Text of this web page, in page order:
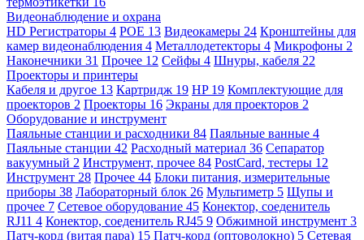
Видеонаблюдение и охрана
HD Регистраторы 4 POE 13 Видеокамеры 24 Кронштейны для
камер видеонаблюдения 4 Металлодетекторы 4 Микрофоны 2
Наконечники 31 Прочее 12 Сейфы 4 Шнуры, кабеля 22
Проекторы и принтеры
Кабеля и другое 13 Картридж 19 HP 19 Комплектующие для
проекторов 2 Проекторы 16 Экраны для проекторов 2
Оборудование и инструмент
Паяльные станции и расходники 84 Паяльные ванные 4
Паяльные станции 42 Расходный материал 36 Сепаратор
вакуумный 2 Инструмент, прочее 84 PostCard, тестеры 12
Инструмент 28 Прочее 44 Блоки питания, измерительные
приборы 38 Лабораторный блок 26 Мультиметр 5 Щупы и
прочее 7 Сетевое оборудование 45 Конектор, соеденитель
RJ11 4 Конектор, соеденитель RJ45 9 Обжимной инструмент 3
Патч-корд (витая пара) 15 Патч-корд (оптоволокно) 5 Сетевая